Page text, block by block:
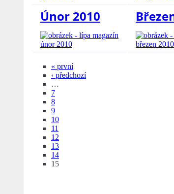
Únor 2010
« první
‹ předchozí
…
7
8
9
10
11
12
13
14
15